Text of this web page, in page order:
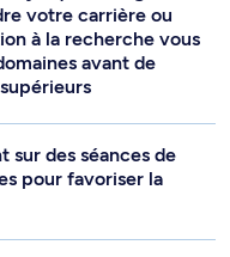
votre carrière ou
à la recherche vous
avant de
sur des séances de
pour favoriser la